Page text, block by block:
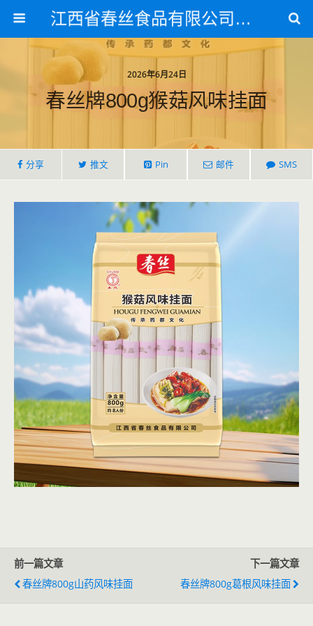
江西省春丝食品有限公司官方网站
2026年6月24日
春丝牌800g猴菇风味挂面
分享 推文 Pin 邮件 SMS
前一篇文章
春丝牌800g山药风味挂面
下一篇文章
春丝牌800g葛根风味挂面